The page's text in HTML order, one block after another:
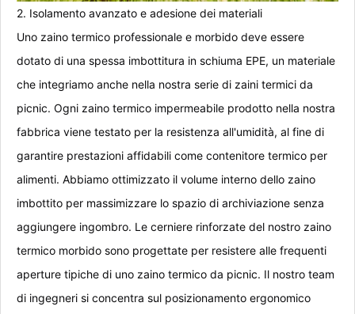
2. Isolamento avanzato e adesione dei materiali
Uno zaino termico professionale e morbido deve essere
dotato di una spessa imbottitura in schiuma EPE, un materiale
che integriamo anche nella nostra serie di zaini termici da
picnic. Ogni zaino termico impermeabile prodotto nella nostra
fabbrica viene testato per la resistenza all'umidità, al fine di
garantire prestazioni affidabili come contenitore termico per
alimenti. Abbiamo ottimizzato il volume interno dello zaino
imbottito per massimizzare lo spazio di archiviazione senza
aggiungere ingombro. Le cerniere rinforzate del nostro zaino
termico morbido sono progettate per resistere alle frequenti
aperture tipiche di uno zaino termico da picnic. Il nostro team
di ingegneri si concentra sul posizionamento ergonomico